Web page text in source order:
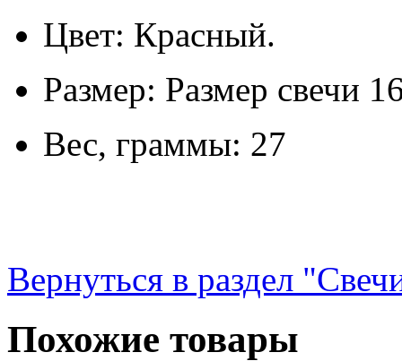
Цвет: Красный.
Размер: Размер свечи
Вес, граммы: 27
Вернуться в раздел
Похожие товары